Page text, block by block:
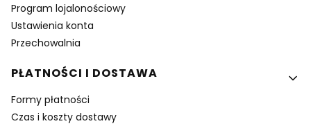
Program lojalonościowy
Ustawienia konta
Przechowalnia
PŁATNOŚCI I DOSTAWA
Formy płatności
Czas i koszty dostawy